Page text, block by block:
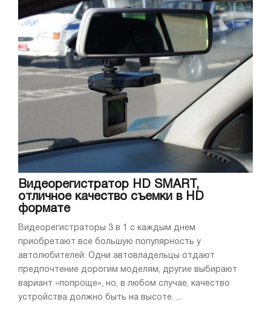
Видеорегистратор HD SMART,
отличное качество съемки в HD
формате
Видеорегистраторы 3 в 1 с каждым днем
приобретают все большую популярность у
автолюбителей. Одни автовладельцы отдают
предпочтение дорогим моделям, другие выбирают
вариант «попроще», но, в любом случае, качество
устройства должно быть на высоте. ...